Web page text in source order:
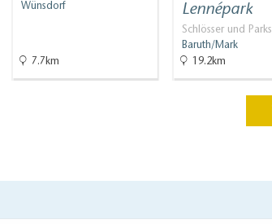
Wünsdorf
7.7km
Lennépark
Schlösser und Parks
Baruth/Mark
19.2km